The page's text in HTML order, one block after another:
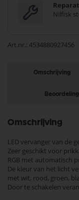
Nilfisk
Art.nr. 4534880927456
Omschrijving
Omschrijving
LED vervanger van de
Zeer geschikt voor
RGB met automatisch
De kleur van het licht
met wit, rood, groen,
Door te schakelen